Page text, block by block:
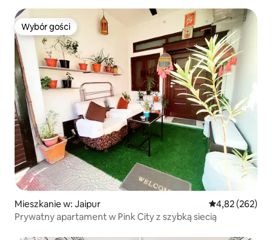
Wybór gości
Wybór gości
Mieszkanie w: Jaipur Średnia
4,82 (262)
Prywatny apartament w Pink City z szybką siecią